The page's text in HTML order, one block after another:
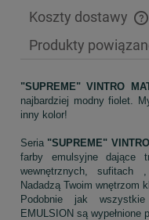
Koszty dostawy
Cena nie zawiera
Produkty
"SUPREME" VINTRO
najbardziej modny fiolet.
inny kolor!
Seria "SUPREME"
farby emulsyjne dające
wewnętrznych, sufitach
Nadadzą Twoim wnętrzom
Podobnie jak
EMULSION są wypełnione